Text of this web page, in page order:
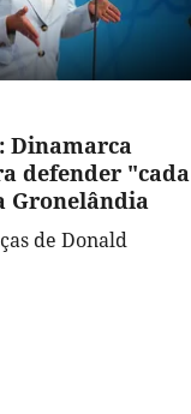
Dinamarca
defender "cada
Gronelândia
de Donald